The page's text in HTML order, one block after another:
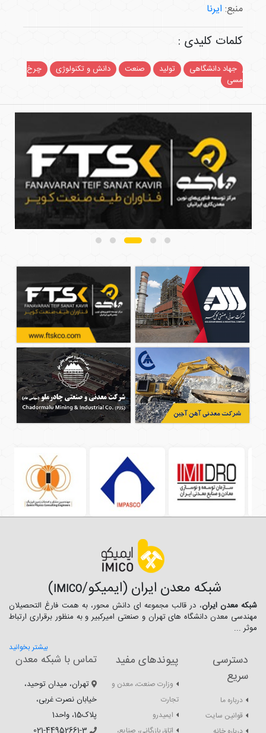
منبع: ایرنا
کلمات کلیدی :
جهاد دانشگاهی تولید صنعت دانش و تکنولوژی
چرخ
مسی
شبکه معدن ایران (ایمیکو/IMICO
)
شبکه معدن ایران، در قالب مجموعه ای دانش محور، به همت فارغ­ التحصیلان
مهندسی معدن دانشگاه ­های تهران و صنعتی امیرکبیر و به منظور برقراری ارتباط
موثر ...
بیشتر بخوانید
دسترسی
سریع
درباره ما
قوانین سایت
پیوندهای مفید
وزارت صنعت، معدن و
تجارت
ایمیدرو
تماس با شبکه معدن
تهران، میدان توحید،
خیابان نصرت غربی،
پلاک15، واحد1